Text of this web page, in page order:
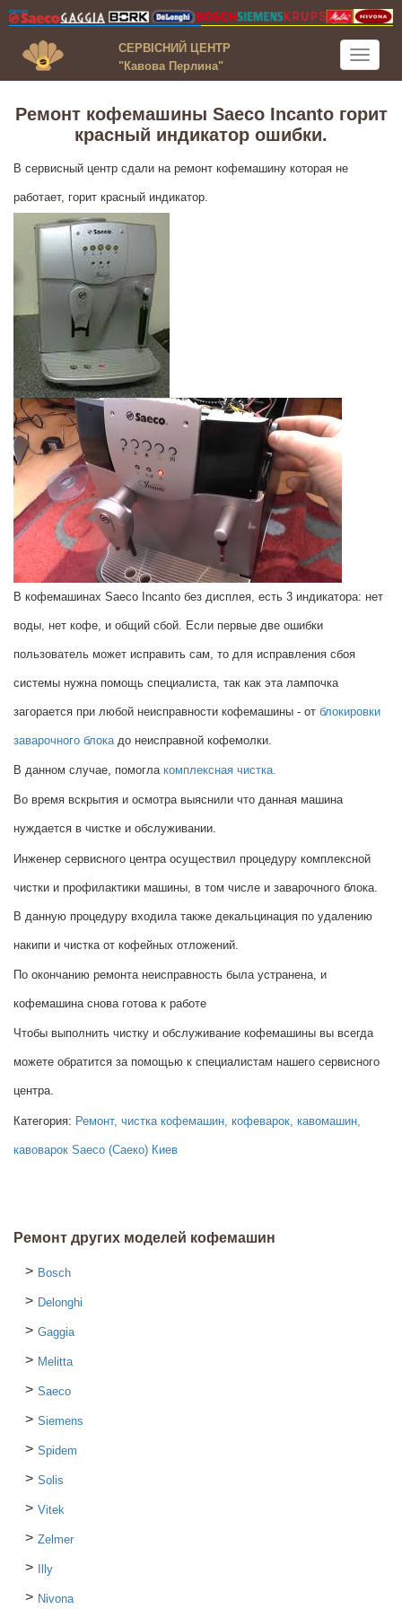
Toggle
СЕРВІСНИЙ ЦЕНТР
"Кавова Перлина"
Ремонт кофемашины Saeco Incanto горит
красный индикатор ошибки.
В сервисный центр сдали на ремонт кофемашину которая не
работает, горит красный индикатор.
В кофемашинах Saeco Incanto без дисплея, есть 3 индикатора: нет
воды, нет кофе, и общий сбой. Если первые две ошибки
пользователь может исправить сам, то для исправления сбоя
системы нужна помощь специалиста, так как эта лампочка
загорается при любой неисправности кофемашины - от блокировки
заварочного блока до неисправной кофемолки.
В данном случае, помогла комплексная чистка.
Во время вскрытия и осмотра выяснили что данная машина
нуждается в чистке и обслуживании.
Инженер сервисного центра осуществил процедуру комплексной
чистки и профилактики машины, в том числе и заварочного блока.
В данную процедуру входила также декальцинация по удалению
накипи и чистка от кофейных отложений.
По окончанию ремонта неисправность была устранена, и
кофемашина снова готова к работе
Чтобы выполнить чистку и обслуживание кофемашины вы всегда
можете обратится за помощью к специалистам нашего сервисного
центра.
Категория: Ремонт, чистка кофемашин, кофеварок, кавомашин,
кавоварок Saeco (Саеко) Киев
Ремонт других моделей кофемашин
Bosch
Delonghi
Gaggia
Melitta
Saeco
Siemens
Spidem
Solis
Vitek
Zelmer
Illy
Nivona